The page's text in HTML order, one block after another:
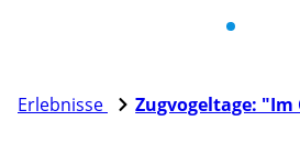
Erlebnisse Zugvogeltage: "Im Gänsemarsch voran!"